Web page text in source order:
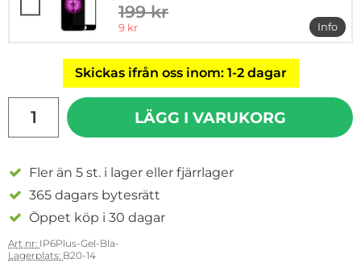
tidigare pris
199 kr
rea pris
9 kr
Info
mer
Skickas ifrån oss inom: 1-2 dagar
LÄGG I VARUKORG
Fler än 5 st. i lager eller fjärrlager
365 dagars bytesrätt
Öppet köp i 30 dagar
Art nr: IP6Plus-Gel-Bla-
Lagerplats: B20-14